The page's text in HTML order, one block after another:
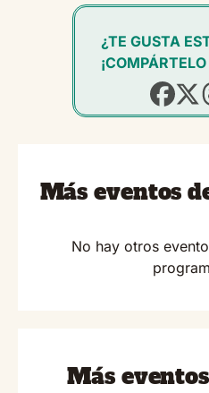
¿TE GUSTA
Más eventos
No hay otros
Más